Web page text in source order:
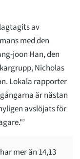
av
med den
joon Han, den
Nicholas
Lokala rapporter
är nästan
avslöjats för
mer än 14,13